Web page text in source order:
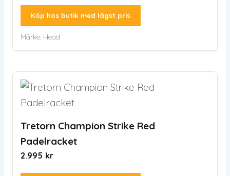
Köp hos butik med lägst pris
Märke: Head
Tretorn Champion Strike Red
Padelracket
2.995 kr